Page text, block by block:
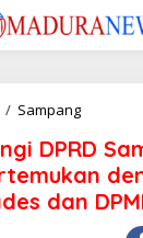
/ SampangKembali
DPRD
PABPDSI
dengan
DPRD
dan